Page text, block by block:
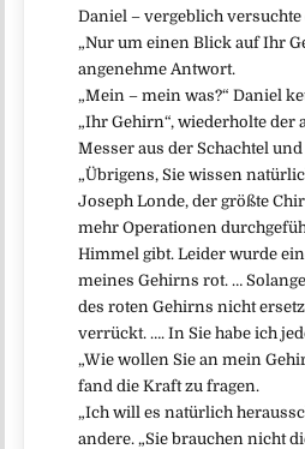
Daniel – vergeblich versuchte
„Nur um einen Blick auf Ihr
angenehme Antwort.
„Mein – mein was?“ Daniel
„Ihr Gehirn“, wiederholte der
Messer aus der Schachtel
„Übrigens, Sie wissen
Joseph Londe, der größte
mehr Operationen
Himmel gibt. Leider wurde
meines Gehirns rot. …
des roten Gehirns nicht
verrückt. …. In Sie habe ich
„Wie wollen Sie an mein
fand die Kraft zu fragen.
„Ich will es natürlich
andere. „Sie brauchen nicht